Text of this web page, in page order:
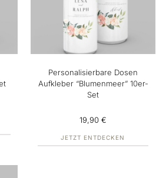
Personalisierbare Dosen
Aufkleber “Blumenmeer” 10er-
Set
19,90 €
JETZT ENTDECKEN